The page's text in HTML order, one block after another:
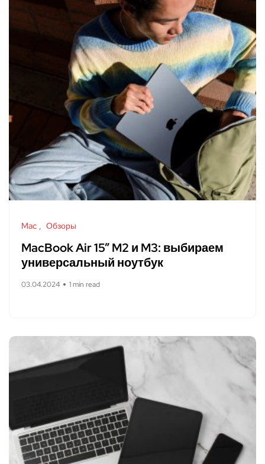
Mac Обзоры
MacBook Air 15” M2 и M3: выбираем
универсальный ноутбук
03.04.2024 1 min read